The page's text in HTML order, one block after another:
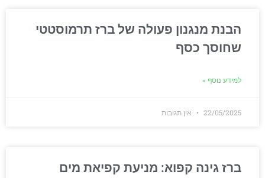
הבנת מנגנון פעולה של ברז תרמוסטטי
שחוסך כסף
למידע נוסף »
22/05/2025 אין תגובות
ברז גינה קפוא: מניעת קפיאת מים